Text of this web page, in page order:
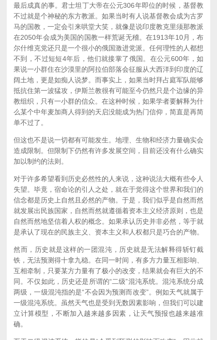
最后成真的事。君士坦丁大帝在公元306年即位的时候，基督教
不过就是个神秘的东方教派。如果当时有人说基督教会成为古罗
马的国教，一定会引来哄堂大笑，就像是说印度教克里须那教派
在2050年会成为美国的国教一样荒诞无稽。在1913年10月，布
尔什维克党还只是一个很小的俄国激进党派。任何理性的人都想
不到，不过短短4年后，他们就接掌了俄国。在公元600年，如
果说一小群住在沙漠里的阿拉伯部落会征服从大西洋到印度的辽
阔土地，更是如痴人说梦。而事实上，如果当时拜占庭军队能够
抵抗住第一波猛攻，伊斯兰教很有可能至今仍然只是个边缘的异
教组织，只有一小群的信众。在这种时候，如果学者要解释为什
么某个中年麦加商人得到的天启没能成为热门信仰，简直是再简
单不过了。
但这也不是说一切都有可能发生。地理、生物和经济力量确实会
造成限制。但限制下仍然有许多发展空间，目前还没有什么确实
加以制约的法则。
对于许多希望看到历史必然性的人来说，这种说法大概有些令人
失望。毕竟，宿命论的引人之处，就在于觉得这个世界和我们的
信念都是历史上自然且必然的产物。于是，我们似乎是自然而然
就发展出民族国家，自然而然就遵循着资本主义经济原则，也是
自然而然地坚信着人权的概念。如果承认历史并非必然，等于就
是承认了现在的民族主义、资本主义和人权都只是巧合的产物。
然而，历史就是这样的一团混沌，历史就是无法解释得斩钉截
铁，无法预测得十拿九稳。在同一时间，有多方力量互相影响、
互相牵制，只要某方力量有了极小的改变，结果就会有巨大的不
同。不仅如此，历史还是所谓的“二级”混沌系统。混沌系统分成
两级，一级混沌指的是“不会因为预测而改变”。例如天气就属于
一级混沌系统。虽然天气也是受到无数因素影响，但我们可以建
立计算模型，不断加入越来越多因素，让天气预报也越来越准
确。